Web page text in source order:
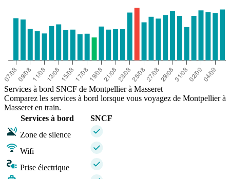
Services à bord SNCF de Montpellier à Masseret
Comparez les services à bord lorsque vous voyagez de Montpellier à
Masseret en train.
Services à bord
SNCF
Zone de silence
Wifi
Prise électrique